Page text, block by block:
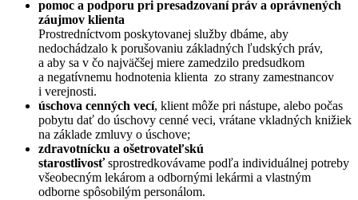
pomoc a podporu pri presadzovaní práv a oprávnených
záujmov klienta
Prostredníctvom poskytovanej služby dbáme, aby
nedochádzalo k porušovaniu základných ľudských práv,
a aby sa v čo najväčšej miere zamedzilo predsudkom
a negatívnemu hodnotenia klienta zo strany zamestnancov
i verejnosti.
úschova cenných vecí, klient môže pri nástupe, alebo počas
pobytu dať do úschovy cenné veci, vrátane vkladných knižiek
na základe zmluvy o úschove;
zdravotnícku a ošetrovateľskú
starostlivosťsprostredkovávame podľa individuálnej potreby
všeobecným lekárom a odbornými lekármi a vlastným
odborne spôsobilým personálom.